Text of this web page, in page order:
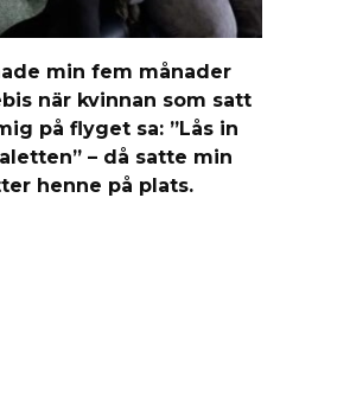
min fem månader
när kvinnan som satt
på flyget sa: ”Lås in
– då satte min
henne på plats.